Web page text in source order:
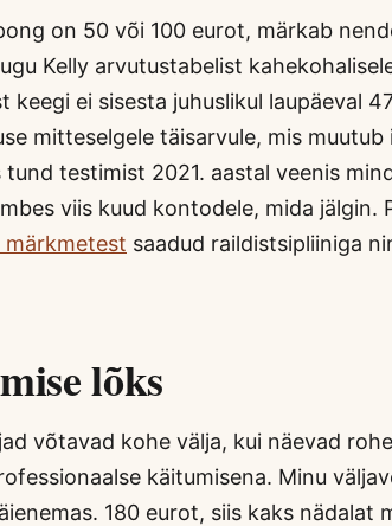
on 50 või 100 eurot, märkab
Kelly arvutustabelist
keegi ei sisesta juhuslikul laupäeval
mitteselgele täisarvule, mis muutub
tund testimist 2021. aastal veenis
viis kuud kontodele, mida jälgin.
märkmetest saadud raildistsipliiniga
lõks
võtavad kohe välja, kui näevad
käitumisena. Minu
180 eurot, siis kaks nädalat